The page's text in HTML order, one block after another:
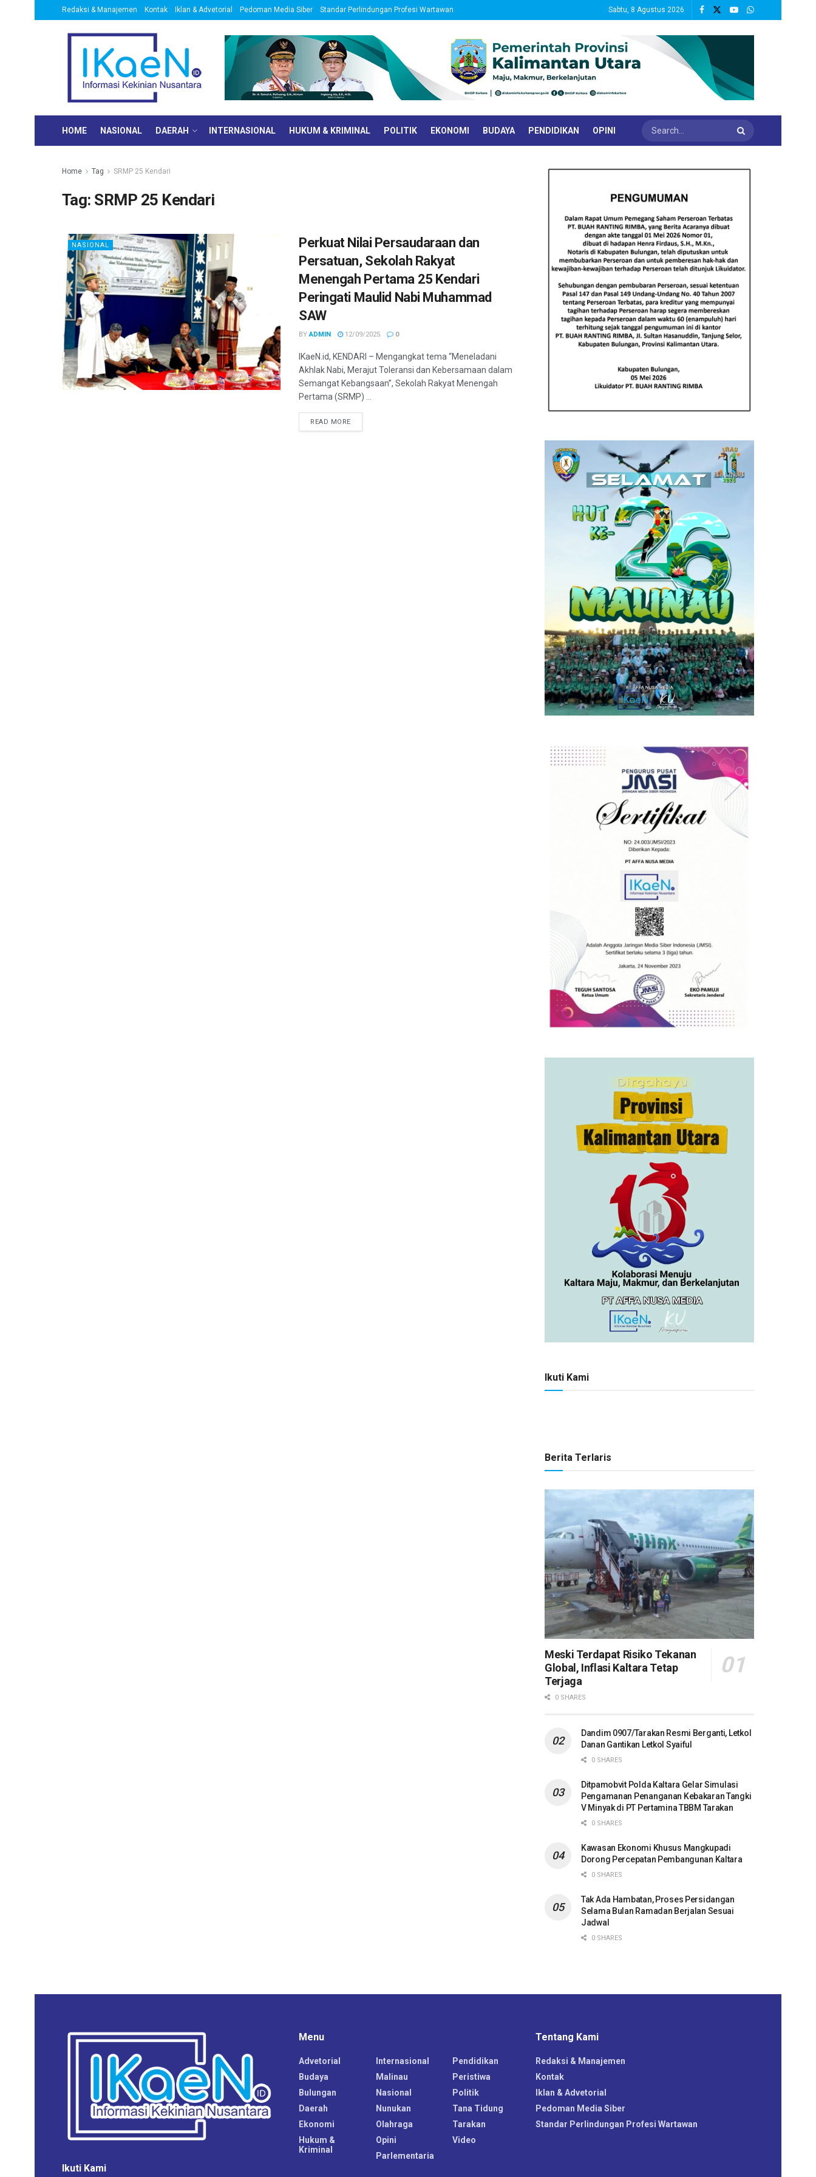
Redaksi & Manajemen Kontak Iklan & Advetorial Pedoman Media Siber Standar Perlindungan Profesi Wartawan Sabtu, 8 Agustus 2026
HOME NASIONAL DAERAH INTERNASIONAL HUKUM & KRIMINAL POLITIK EKONOMI BUDAYA PENDIDIKAN OPINI
Home Tag SRMP 25 Kendari
Tag: SRMP 25 Kendari
NASIONAL
Perkuat Nilai Persaudaraan dan
Persatuan, Sekolah Rakyat
Menengah Pertama 25 Kendari
Peringati Maulid Nabi Muhammad
SAW
BY ADMIN 12/09/2025 0
IKaeN.id, KENDARI – Mengangkat tema “Meneladani
Akhlak Nabi, Merajut Toleransi dan Kebersamaan dalam
Semangat Kebangsaan”, Sekolah Rakyat Menengah
Pertama (SRMP) ...
READ MOREDETAILS
Ikuti Kami
Berita Terlaris
Meski Terdapat Risiko Tekanan
Global, Inflasi Kaltara Tetap
Terjaga
0 SHARES
Dandim 0907/Tarakan Resmi Berganti, Letkol
Danan Gantikan Letkol Syaiful
0 SHARES
Ditpamobvit Polda Kaltara Gelar Simulasi
Pengamanan Penanganan Kebakaran Tangki
V Minyak di PT Pertamina TBBM Tarakan
0 SHARES
Kawasan Ekonomi Khusus Mangkupadi
Dorong Percepatan Pembangunan Kaltara
0 SHARES
Tak Ada Hambatan, Proses Persidangan
Selama Bulan Ramadan Berjalan Sesuai
Jadwal
0 SHARES
Ikuti Kami
Menu
Advetorial
Budaya
Bulungan
Daerah
Ekonomi
Hukum &
Kriminal
Internasional
Malinau
Nasional
Nunukan
Olahraga
Opini
Parlementaria
Pendidikan
Peristiwa
Politik
Tana Tidung
Tarakan
Video
Tentang Kami
Redaksi & Manajemen
Kontak
Iklan & Advetorial
Pedoman Media Siber
Standar Perlindungan Profesi Wartawan